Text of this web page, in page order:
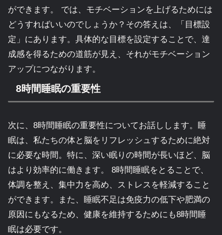
ができます。 では、モチベーションを上げるためには
どうすればいいのでしょうか？その答えは、「目標設
定」にあります。具体的な目標を設定することで、達
成感を得るための道筋が見え、それがモチベーション
アップにつながります。
8時間睡眠の重要性
次に、8時間睡眠の重要性についてお話しします。睡
眠は、私たちの体と脳をリフレッシュするために絶対
に必要な時間。特に、深い眠りの時間が長いほど、脳
はより効率的に働きます。 8時間睡眠をとることで、
体調を整え、集中力を高め、ストレスを軽減すること
ができます。また、睡眠不足は免疫力の低下や肥満の
原因にもなるため、健康を維持するためにも8時間睡
眠は必要です。